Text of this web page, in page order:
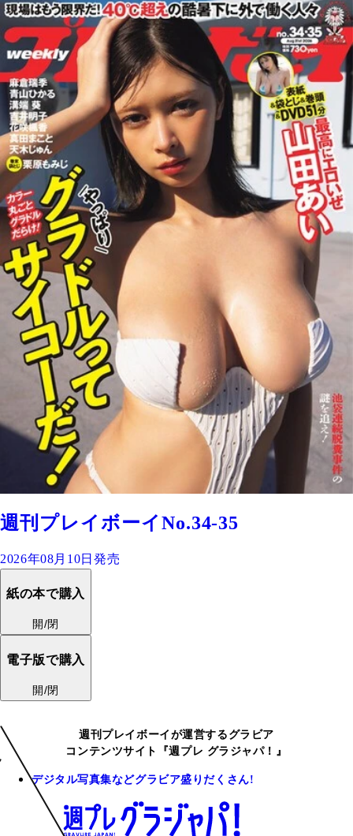
週刊プレイボーイNo.34-35
2026年08月10日発売
紙の本で購入
開/閉
電子版で購入
開/閉
週刊プレイボーイが運営するグラビア
コンテンツサイト『週プレ グラジャパ！』
デジタル写真集などグラビア盛りだくさん!